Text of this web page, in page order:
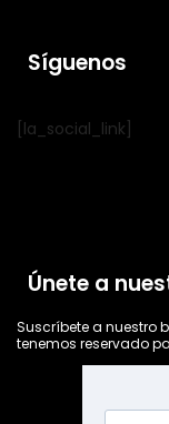
Síguenos
[la_social_link]
Únete a
Suscríbete a nuestro
tenemos reservado